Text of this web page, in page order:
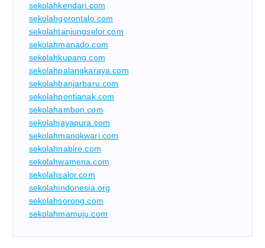
sekolahkendari.com
sekolahgorontalo.com
sekolahtanjungselor.com
sekolahmanado.com
sekolahkupang.com
sekolahpalangkaraya.com
sekolahbanjarbaru.com
sekolahpontianak.com
sekolahambon.com
sekolahjayapura.com
sekolahmanokwari.com
sekolahnabire.com
sekolahwamena.com
sekolahsalor.com
sekolahindonesia.org
sekolahsorong.com
sekolahmamuju.com